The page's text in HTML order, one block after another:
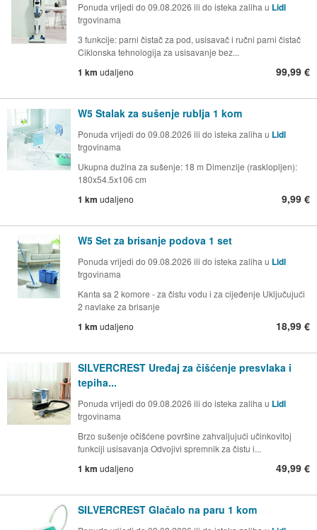
Ponuda vrijedi do 09.08.2026 ili do isteka zaliha u Lidl
trgovinama
3 funkcije: parni čistač za pod, usisavač i ručni parni čistač
Ciklonska tehnologija za usisavanje bez...
1 km udaljeno 99,99 €
W5 Stalak za sušenje rublja 1 kom
Ponuda vrijedi do 09.08.2026 ili do isteka zaliha u Lidl
trgovinama
Ukupna dužina za sušenje: 18 m Dimenzije (rasklopljen):
180x54.5x106 cm
1 km udaljeno 9,99 €
W5 Set za brisanje podova 1 set
Ponuda vrijedi do 09.08.2026 ili do isteka zaliha u Lidl
trgovinama
Kanta sa 2 komore - za čistu vodu i za cijeđenje Uključujući
2 navlake za brisanje
1 km udaljeno 18,99 €
SILVERCREST Uređaj za čišćenje presvlaka i
tepiha...
Ponuda vrijedi do 09.08.2026 ili do isteka zaliha u Lidl
trgovinama
Brzo sušenje očišćene površine zahvaljujući učinkovitoj
funkciji usisavanja Odvojivi spremnik za čistu i...
1 km udaljeno 49,99 €
SILVERCREST Glačalo na paru 1 kom